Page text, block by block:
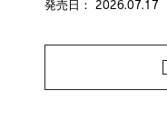
発売日： 2026.07.17